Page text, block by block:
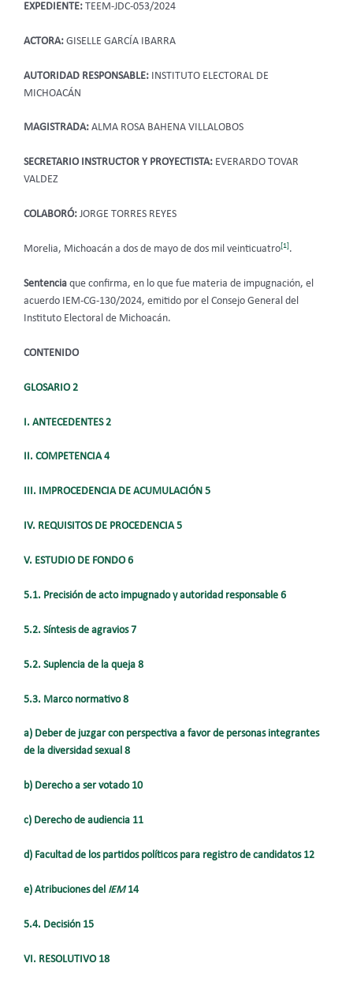
EXPEDIENTE: TEEM-JDC-053/2024
ACTORA: GISELLE GARCÍA IBARRA
AUTORIDAD RESPONSABLE:
INSTITUTO ELECTORAL DE
MICHOACÁN
MAGISTRADA: ALMA ROSA BAHENA VILLALOBOS
SECRETARIO INSTRUCTOR Y PROYECTISTA: EVERARDO TOVAR
VALDEZ
COLABORÓ: JORGE TORRES REYES
Morelia, Michoacán a dos de mayo de dos mil veinticuatro[1].
Sentencia que confirma, en lo que fue materia de impugnación, el
acuerdo IEM-CG-130/2024, emitido por el Consejo General del
Instituto Electoral de Michoacán.
CONTENIDO
GLOSARIO 2
I. ANTECEDENTES 2
II. COMPETENCIA 4
III. IMPROCEDENCIA DE ACUMULACIÓN 5
IV. REQUISITOS DE PROCEDENCIA 5
V. ESTUDIO DE FONDO 6
5.1. Precisión de acto impugnado y autoridad responsable 6
5.2. Síntesis de agravios 7
5.2. Suplencia de la queja 8
5.3. Marco normativo 8
a) Deber de juzgar con perspectiva a favor de personas integrantes
de la diversidad sexual 8
b) Derecho a ser votado 10
c) Derecho de audiencia 11
d) Facultad de los partidos políticos para registro de candidatos 12
e) Atribuciones del IEM14
5.4. Decisión 15
VI. RESOLUTIVO 18